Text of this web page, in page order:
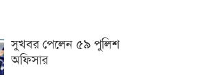
সুখবর পেলেন ৫৯ পুলিশ
অফিসার